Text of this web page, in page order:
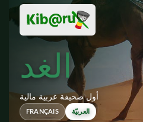
الغد
أول صحيفة عربية مالية
FRANÇAIS العربيّة